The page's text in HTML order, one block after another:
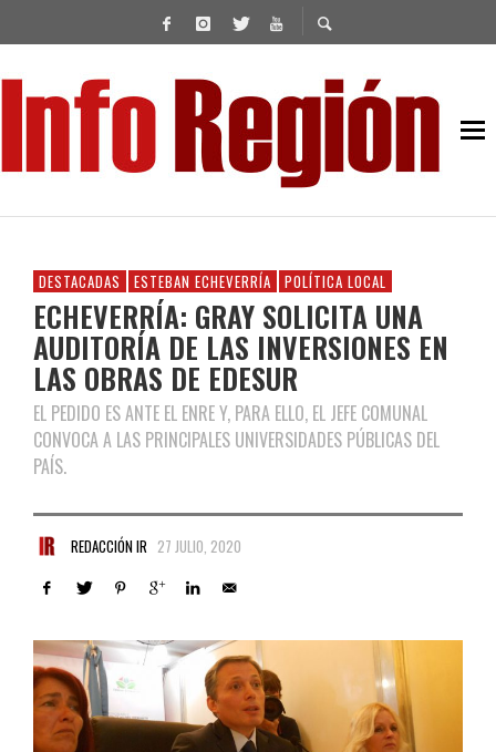
DESTACADAS ESTEBAN ECHEVERRÍA POLÍTICA LOCAL
ECHEVERRÍA: GRAY SOLICITA UNA
AUDITORÍA DE LAS INVERSIONES EN
LAS OBRAS DE EDESUR
EL PEDIDO ES ANTE EL ENRE Y, PARA ELLO, EL JEFE COMUNAL
CONVOCA A LAS PRINCIPALES UNIVERSIDADES PÚBLICAS DEL
PAÍS.
REDACCIÓN IR 27 JULIO, 2020